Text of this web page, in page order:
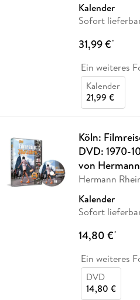
Kalender
Sofort
31,99 €*
Ein weiteres
Kalender
21,99 €
Köln:
DVD: 1970-
von
Hermann
Kalender
Sofort
14,80 €*
Ein weiteres
DVD
14,80 €